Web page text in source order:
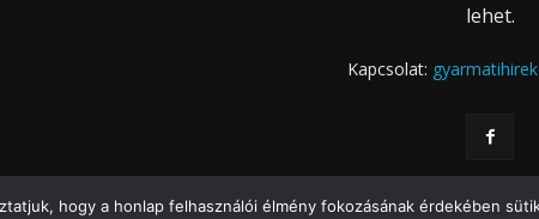
lehet.
Kapcsolat:
hogy a honlap felhasználói élmény fokozásának érdekében